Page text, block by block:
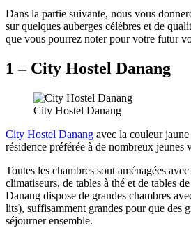
Dans la partie suivante, nous vous
sur quelques auberges célèbres et de
que vous pourrez noter pour votre futur
1 – City Hostel Danang
City Hostel Danang
City Hostel Danang avec la couleur
résidence préférée à de nombreux jeunes
Toutes les chambres sont aménagées
climatiseurs, de tables à thé et de tables
Danang dispose de grandes chambres
lits), suffisamment grandes pour que des
séjourner ensemble.